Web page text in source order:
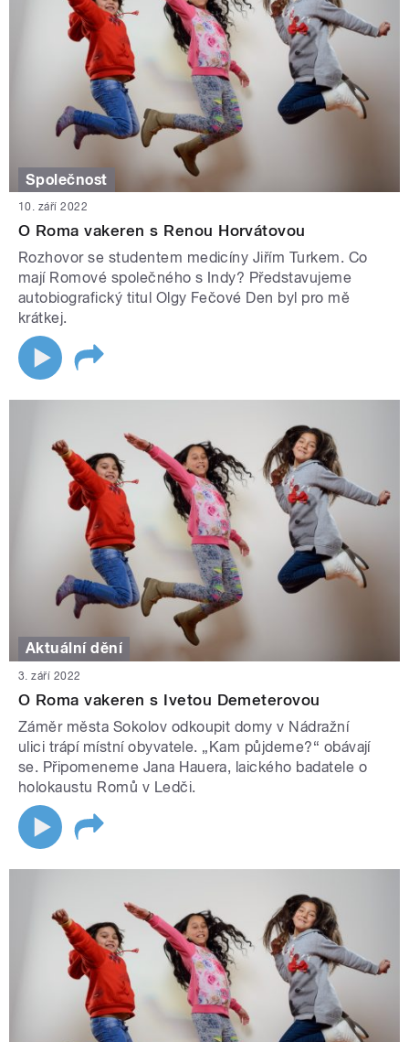
Společnost
10. září 2022
O Roma vakeren s Renou Horvátovou
Rozhovor se studentem medicíny Jiřím Turkem. Co
mají Romové společného s Indy? Představujeme
autobiografický titul Olgy Fečové Den byl pro mě
krátkej.
Aktuální dění
3. září 2022
O Roma vakeren s Ivetou Demeterovou
Záměr města Sokolov odkoupit domy v Nádražní
ulici trápí místní obyvatele. „Kam půjdeme?“ obávají
se. Připomeneme Jana Hauera, laického badatele o
holokaustu Romů v Ledči.